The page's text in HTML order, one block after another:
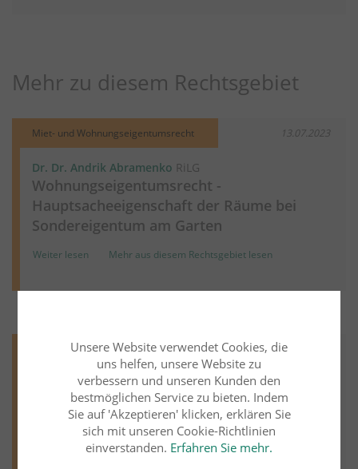
Mehr zu diesem Rechtsgebiet
Miet- und Wohnungseigentumsrecht 13.07.2023
Dr. Dr. Andrik Abramenko RiLG
Wohnungseigentumsrecht -
Hauptsacheeigenschaft der Räume bei
Sondereigentum am Garten
Weiter lesen Mehr aus diesem Rechtsgebiet lesen
Miet- und Wohnungseigentumsrecht 31.12.2021
Dr. Dr. Andrik AbramenkoRiLG
Wohnungseigentumsrecht - Beseitigung
baulicher Veränderungen und
Schadensersatz
Unsere Website verwendet Cookies, die
uns helfen, unsere Website zu
verbessern und unseren Kunden den
bestmöglichen Service zu bieten. Indem
Sie auf 'Akzeptieren' klicken, erklären Sie
sich mit unseren Cookie-Richtlinien
einverstanden. Erfahren Sie mehr.